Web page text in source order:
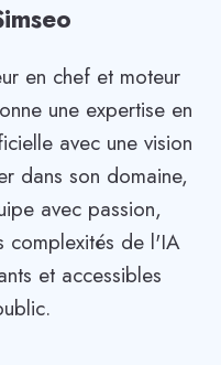
en chef et moteur
une expertise en
avec une vision
dans son domaine,
avec passion,
complexités de l'IA
et accessibles